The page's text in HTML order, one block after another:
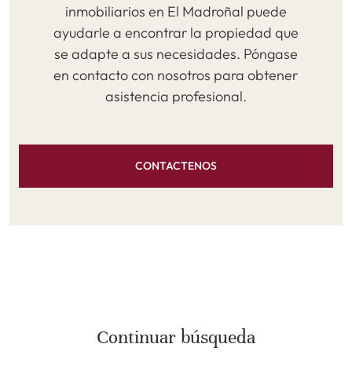
inmobiliarios en El Madroñal puede
ayudarle a encontrar la propiedad que
se adapte a sus necesidades. Póngase
en contacto con nosotros para obtener
asistencia profesional.
CONTACTENOS
Continuar búsqueda